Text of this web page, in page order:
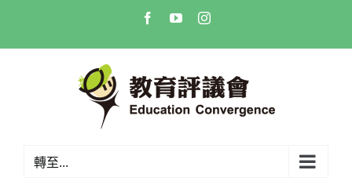
content
FacebookYouTubeInstagram
轉至...